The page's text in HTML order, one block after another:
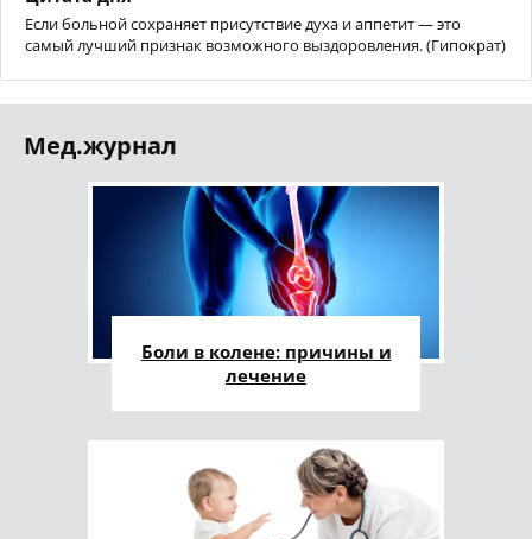
Если больной сохраняет присутствие духа и аппетит — это
самый лучший признак возможного выздоровления. (Гипократ)
Мед.журнал
Боли в колене: причины и
лечение